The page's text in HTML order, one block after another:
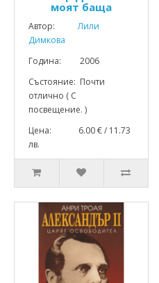
моят баща
Автор:
Лили
Димкова
Година: 2006
Състояние: Почти
отлично ( С
посвещение. )
Цена: 6.00 € / 11.73
лв.